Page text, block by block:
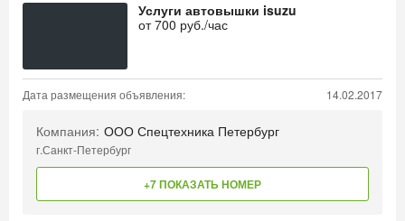
Услуги автовышки isuzu
от700 руб./час
Дата размещения объявления: 14.02.2017
Компания: ООО Спецтехника Петербург
г.Санкт-Петербург
+7 ПОКАЗАТЬ НОМЕР